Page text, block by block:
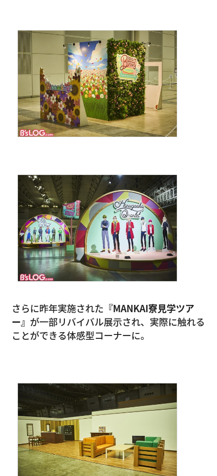
さらに昨年実施された 『MANKAI寮見学ツア
ー』 が一部リバイバル展示され、実際に触れる
ことができる体感型コーナーに。